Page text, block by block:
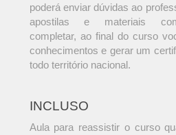
poderá enviar dúvidas ao
apostilas e materiais
completar, ao final do curso
conhecimentos e gerar um
todo território nacional.
INCLUSO
Aula para reassistir o curso